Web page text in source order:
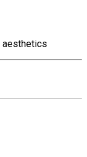
aesthetics